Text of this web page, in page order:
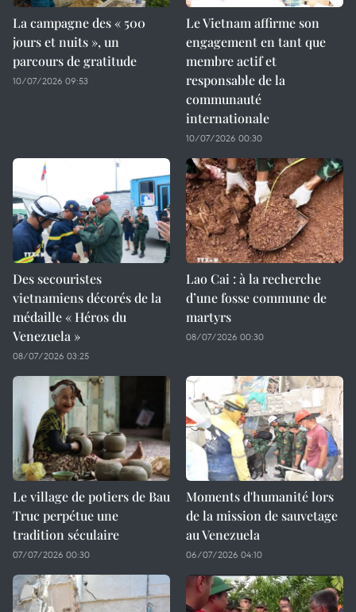
La campagne des « 500
jours et nuits », un
parcours de gratitude
10/07/2026 09:53
Le Vietnam affirme son
engagement en tant que
membre actif et
responsable de la
communauté
internationale
10/07/2026 00:30
Des secouristes
vietnamiens décorés de la
médaille « Héros du
Venezuela »
08/07/2026 03:25
Lao Cai : à la recherche
d’une fosse commune de
martyrs
08/07/2026 00:30
Le village de potiers de Bau
Truc perpétue une
tradition séculaire
07/07/2026 00:30
Moments d'humanité lors
de la mission de sauvetage
au Venezuela
06/07/2026 04:10